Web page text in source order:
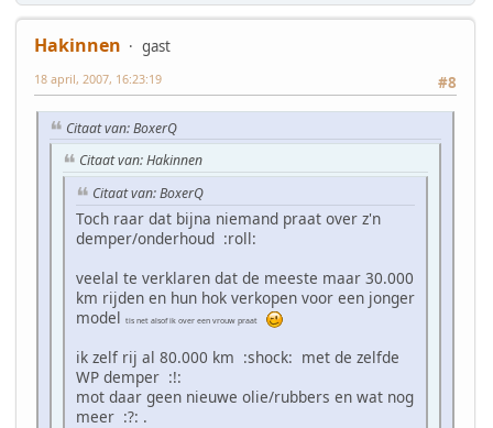
Hakinnen
gast
#8
18 april, 2007, 16:23:19
Citaat van: BoxerQ
Citaat van: Hakinnen
Citaat van: BoxerQ
Toch raar dat bijna niemand praat over z'n
demper/onderhoud :roll:
veelal te verklaren dat de meeste maar 30.000
km rijden en hun hok verkopen voor een jonger
model tis net alsof ik over een vrouw praat
ik zelf rij al 80.000 km :shock: met de zelfde
WP demper :!:
mot daar geen nieuwe olie/rubbers en wat nog
meer :?: .